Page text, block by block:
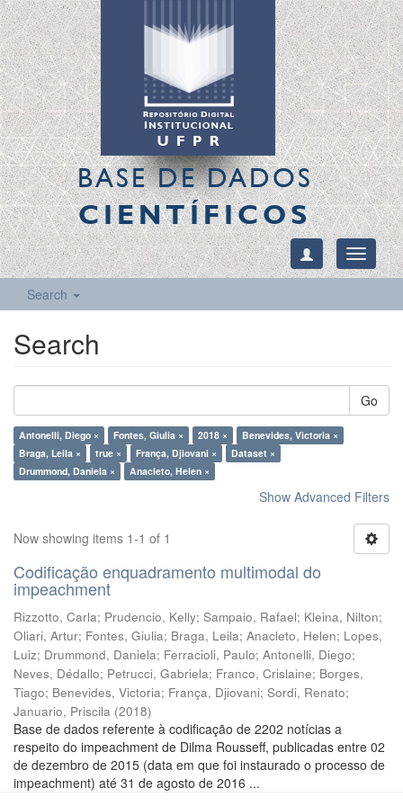
BASE DE DADOS
CIENTÍFICOS
Toggle
Search
Search
Go
Antonelli, Diego × Fontes, Giulia × 2018 ×
Benevides, Victoria ×
Braga, Leila ×
true × França, Djiovani ×
Dataset ×
Drummond, Daniela ×
Anacleto, Helen ×
Show Advanced Filters
Now showing items 1-1 of 1
Codificação enquadramento multimodal do
impeachment
Rizzotto, Carla; Prudencio, Kelly; Sampaio, Rafael; Kleina, Nilton;
Oliari, Artur; Fontes, Giulia; Braga, Leila; Anacleto, Helen; Lopes,
Luiz; Drummond, Daniela; Ferracioli, Paulo; Antonelli, Diego;
Neves, Dédallo; Petrucci, Gabriela; Franco, Crislaine; Borges,
Tiago; Benevides, Victoria; França, Djiovani; Sordi, Renato;
Januario, Priscila (2018)
Base de dados referente à codificação de 2202 notícias a
respeito do impeachment de Dilma Rousseff, publicadas entre 02
de dezembro de 2015 (data em que foi instaurado o processo de
impeachment) até 31 de agosto de 2016 ...